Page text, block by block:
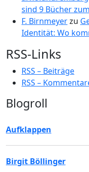
sind 9 Bücher
F. Birnmeyerzu
Identität: Wo
RSS-Links
RSS – Beiträge
RSS –
Blogroll
Aufklappen
Birgit Böllinger